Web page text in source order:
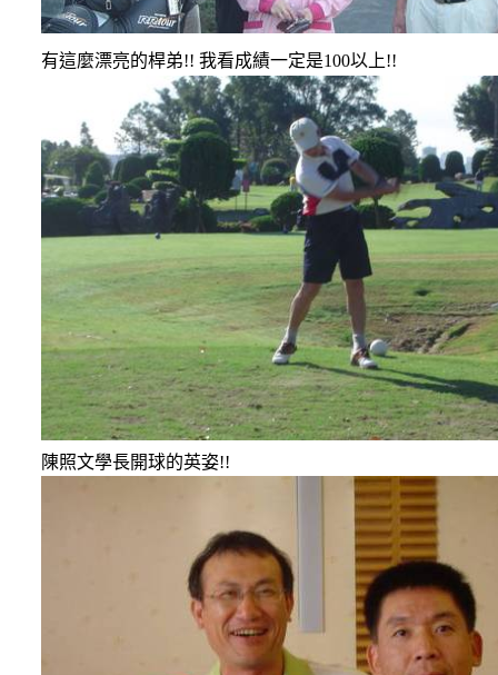
有這麼漂亮的桿弟!! 我看成績一定是100以上!!
陳照文學長開球的英姿!!